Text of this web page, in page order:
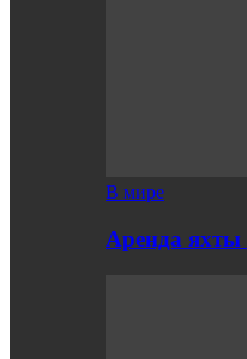
В мире
Аренда